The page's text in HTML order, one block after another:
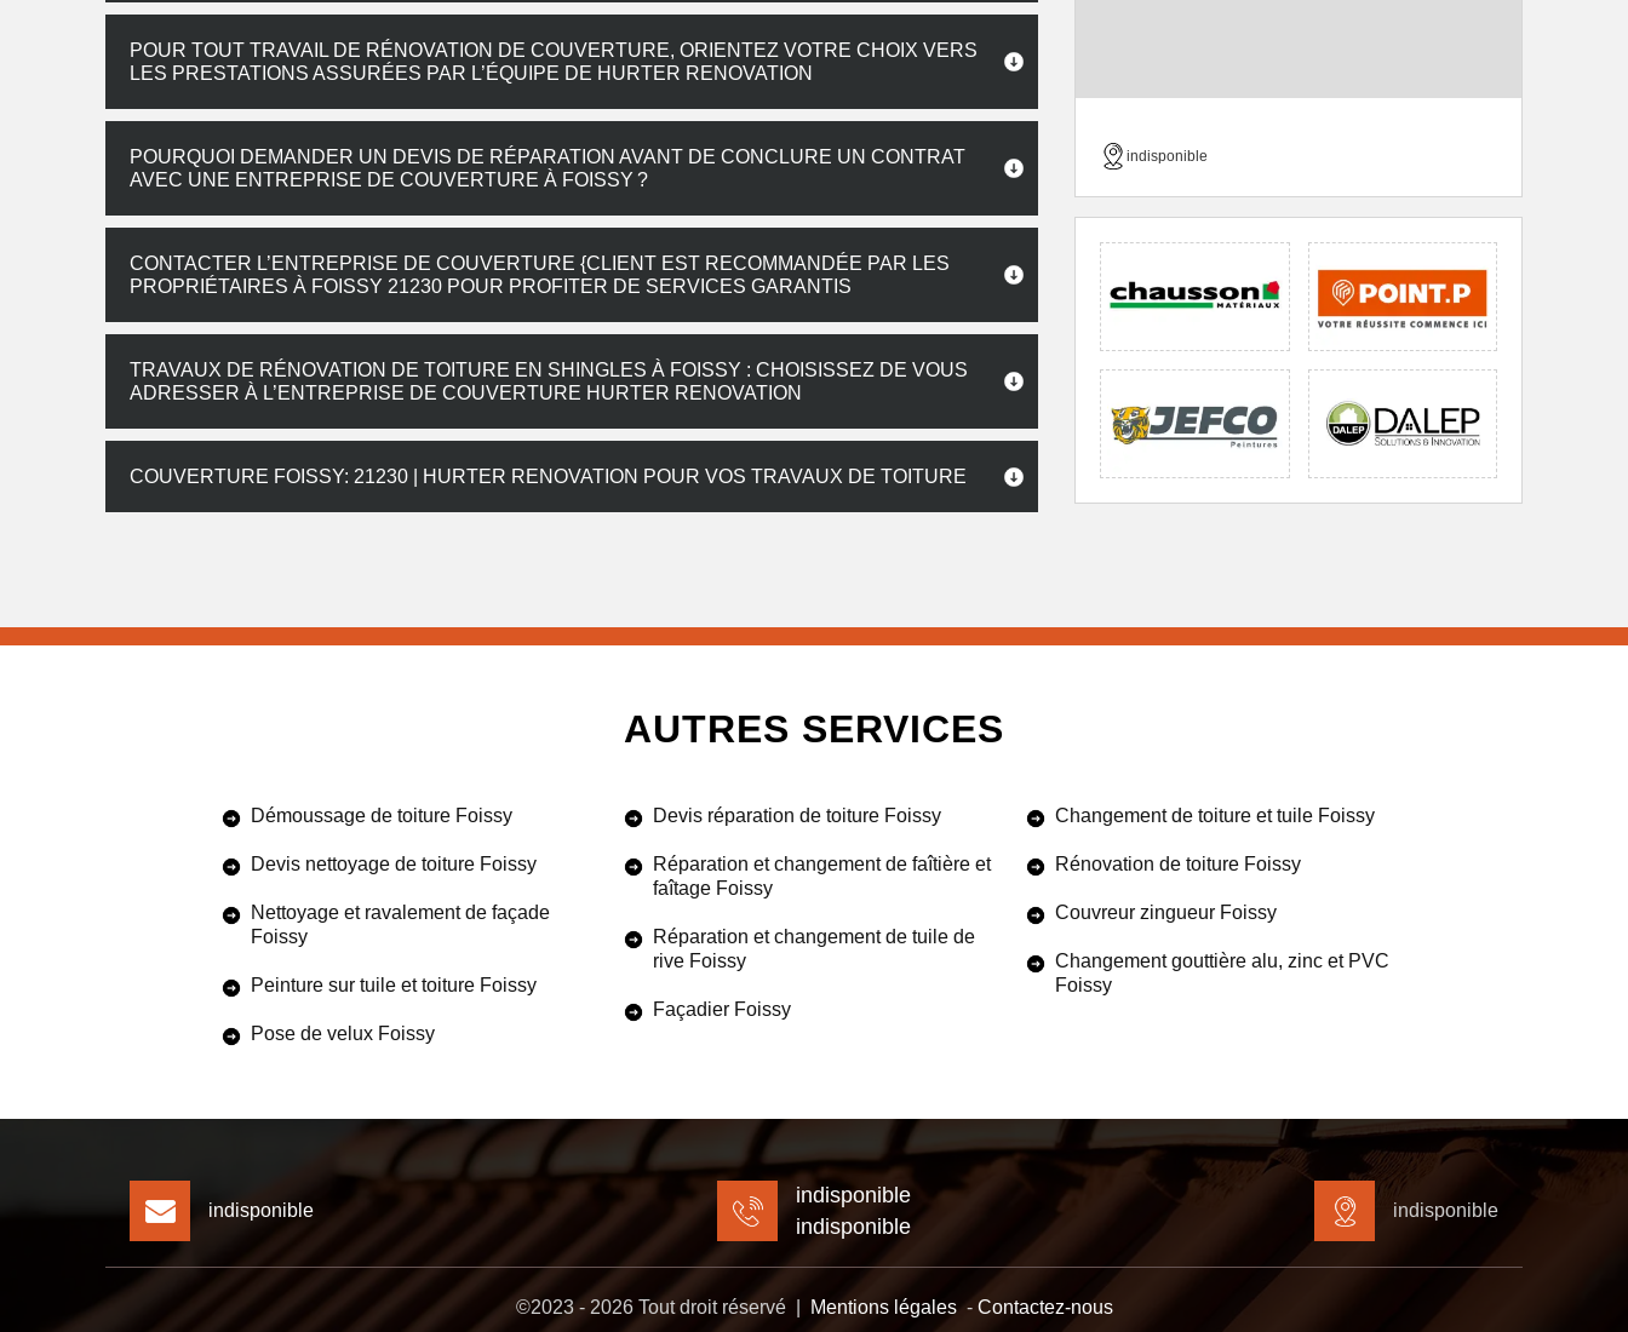
POUR TOUT TRAVAIL DE RÉNOVATION DE COUVERTURE, ORIENTEZ VOTRE CHOIX VERS
LES PRESTATIONS ASSURÉES PAR L’ÉQUIPE DE HURTER RENOVATION
POURQUOI DEMANDER UN DEVIS DE RÉPARATION AVANT DE CONCLURE UN CONTRAT
AVEC UNE ENTREPRISE DE COUVERTURE À FOISSY ?
CONTACTER L’ENTREPRISE DE COUVERTURE {CLIENT EST RECOMMANDÉE PAR LES
PROPRIÉTAIRES À FOISSY 21230 POUR PROFITER DE SERVICES GARANTIS
TRAVAUX DE RÉNOVATION DE TOITURE EN SHINGLES À FOISSY : CHOISISSEZ DE VOUS
ADRESSER À L’ENTREPRISE DE COUVERTURE HURTER RENOVATION
COUVERTURE FOISSY: 21230 | HURTER RENOVATION POUR VOS TRAVAUX DE TOITURE
indisponible
AUTRES SERVICES
Démoussage de toiture Foissy
Devis nettoyage de toiture Foissy
Nettoyage et ravalement de façade
Foissy
Peinture sur tuile et toiture Foissy
Pose de velux Foissy
Devis réparation de toiture Foissy
Réparation et changement de faîtière et
faîtage Foissy
Réparation et changement de tuile de
rive Foissy
Façadier Foissy
Changement de toiture et tuile Foissy
Rénovation de toiture Foissy
Couvreur zingueur Foissy
Changement gouttière alu, zinc et PVC
Foissy
indisponible
indisponible
indisponible
indisponible
©2023 - 2026 Tout droit réservé | Mentions légales- Contactez-nous